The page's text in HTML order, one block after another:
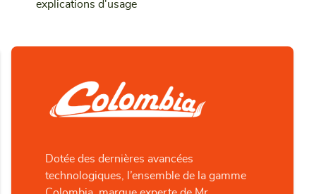
explications d'usage
Dotée des dernières avancées
technologiques, l’ensemble de la gamme